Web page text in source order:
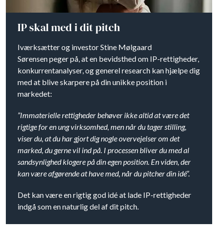
IP skal med i dit pitch
Iværksætter og investor Stine Mølgaard
Sørensen peger på, at en bevidsthed om IP-rettigheder,
konkurrentanalyser, og generel research kan hjælpe dig
med at blive skarpere på din unikke position i
markedet:
”Immaterielle rettigheder behøver ikke altid at være det
rigtige for en ung virksomhed, men når du tager stilling,
viser du, at du har gjort dig nogle overvejelser om det
marked, du gerne vil ind på. I processen bliver du med al
sandsynlighed klogere på din egen position. En viden, der
kan være afgørende at have med, når du pitcher din idé”.
Det kan være en rigtig god idé at lade IP-rettigheder
indgå som en naturlig del af dit pitch.